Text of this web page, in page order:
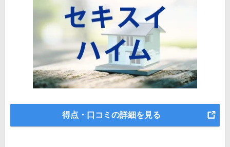
得点・口コミの詳細を見る